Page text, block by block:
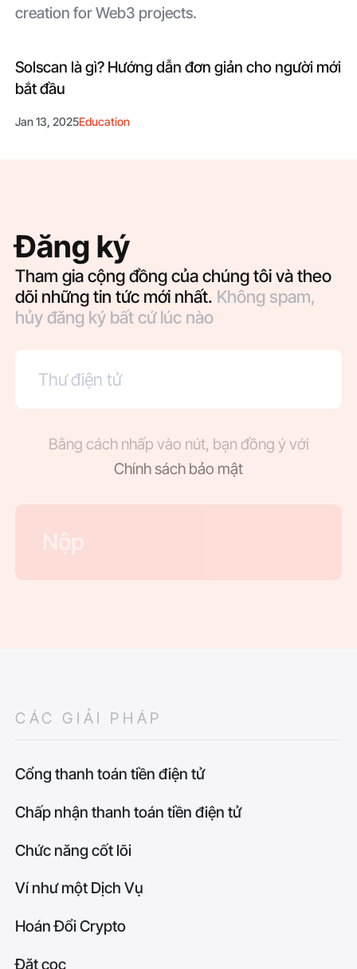
creation for Web3 projects.
Solscan là gì? Hướng dẫn đơn giản cho người mới
bắt đầu
Jan 13, 2025Education
Đăng ký
Tham gia cộng đồng của chúng tôi và theo
dõi những tin tức mới nhất. Không spam,
hủy đăng ký bất cứ lúc nào
Bằng cách nhấp vào nút, bạn đồng ý với
Chính sách bảo mật
CÁC GIẢI PHÁP
Cổng thanh toán tiền điện tử
Chấp nhận thanh toán tiền điện tử
Chức năng cốt lõi
Ví như một Dịch Vụ
Hoán Đổi Crypto
Đặt cọc